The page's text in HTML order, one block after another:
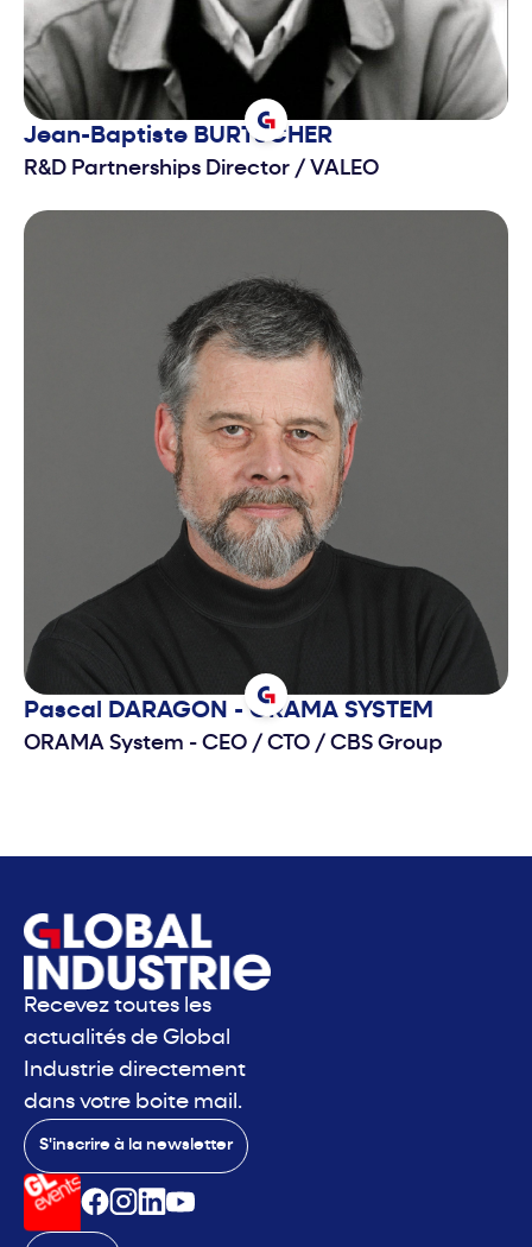
Jean-Baptiste BURTSCHER
R&D Partnerships Director / VALEO
Pascal DARAGON - ORAMA SYSTEM
ORAMA System - CEO / CTO / CBS Group
Recevez toutes les
actualités de Global
Industrie directement
dans votre boite mail.
S'inscrire à la newsletter